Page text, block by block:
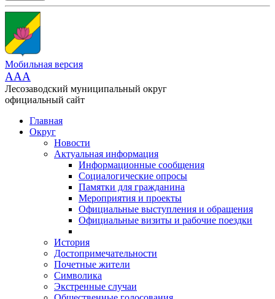
Мобильная версия
AAA
Лесозаводский муниципальный округ
официальный сайт
Главная
Округ
Новости
Актуальная информация
Информационные сообщения
Социалогические опросы
Памятки для гражданина
Мероприятия и проекты
Официальные выступления и обращения
Официальные визиты и рабочие поездки
История
Достопримечательности
Почетные жители
Символика
Экстренные случаи